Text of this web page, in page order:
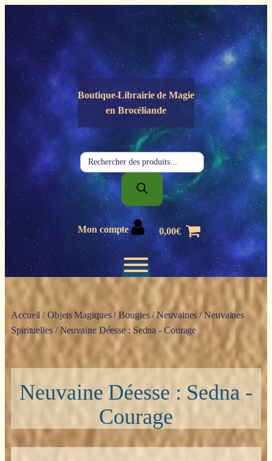
Panneau de gestion des cookies
Boutique-Librairie deMagie
en Brocéliande
Recherche
de
produits
Mon compte 0,00€
Accueil /Objets Magiques/Bougies/Neuvaines /Neuvaines
Spirituelles/ Neuvaine Déesse : Sedna - Courage
Neuvaine Déesse : Sedna -
Courage